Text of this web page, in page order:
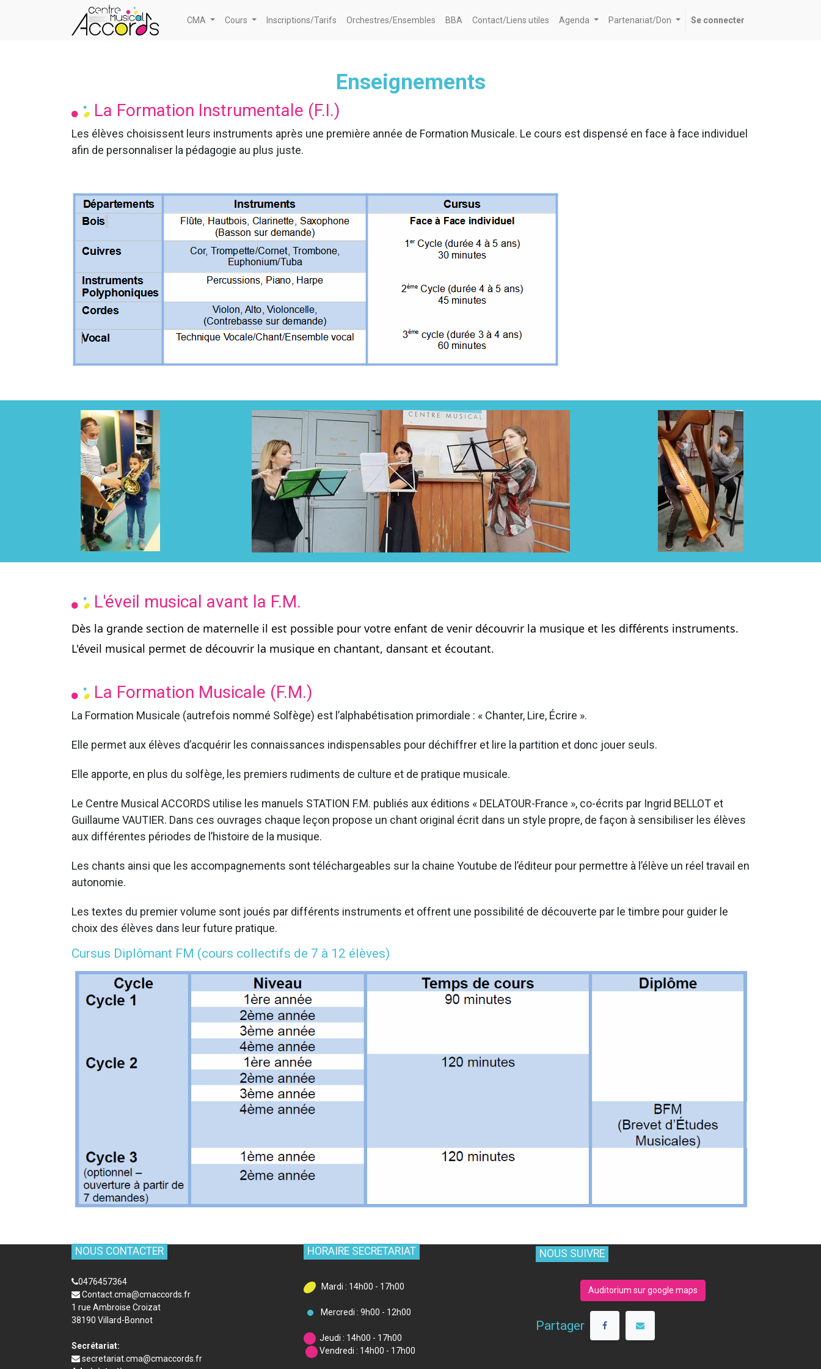
CMA Cours Inscriptions/Tarifs Orchestres/Ensembles BBA Contact/Liens utiles Agenda Partenariat/Don Se connecter
Enseignements
La Formation Instrumentale (F.I.)
Les élèves choisissent leurs instruments après une première année de Formation Musicale. Le cours est dispensé en face à face individuel
afin de personnaliser la pédagogie au plus juste.
L'éveil musical avant la F.M.
Dès la grande section de maternelle il est possible pour votre enfant de venir découvrir la musique et les différents instruments.
L'éveil musical permet de découvrir la musique en chantant, dansant et écoutant.
La Formation Musicale (F.M.)
La Formation Musicale (autrefois nommé Solfège) est l’alphabétisation primordiale : « Chanter, Lire, Écrire ».
Elle permet aux élèves d’acquérir les connaissances indispensables pour déchiffrer et lire la partition et donc jouer seuls.
Elle apporte, en plus du solfège, les premiers rudiments de culture et de pratique musicale.
Le Centre Musical ACCORDS utilise les manuels STATION F.M. publiés aux éditions « DELATOUR-France », co-écrits par Ingrid BELLOT et
Guillaume VAUTIER. Dans ces ouvrages chaque leçon propose un chant original écrit dans un style propre, de façon à sensibiliser les élèves
aux différentes périodes de l’histoire de la musique.
Les chants ainsi que les accompagnements sont téléchargeables sur la chaine Youtube de l’éditeur pour permettre à l’élève un réel travail en
autonomie.
Les textes du premier volume sont joués par différents instruments et offrent une possibilité de découverte par le timbre pour guider le
choix des élèves dans leur future pratique.
Cursus Diplômant FM (cours collectifs de 7 à 12 élèves)
NOUS CONTACTER
0476457364
Contact.cma@cmaccords.fr
1 rue Ambroise Croizat
38190 Villard-Bonnot
Secrétariat:
secretariat.cma@cmaccords.fr
HORAIRE SECRETARIAT
Mardi : 14h00 - 17h00
Mercredi : 9h00 - 12h00
Jeudi : 14h00 - 17h00
Vendredi : 14h00 - 17h00
NOUS SUIVRE
Auditorium sur google maps
Partager